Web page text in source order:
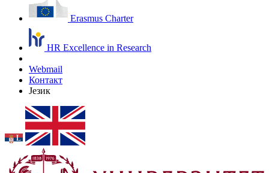
Erasmus Charter
HR Excellence in Research
Webmail
Контакт
Језик